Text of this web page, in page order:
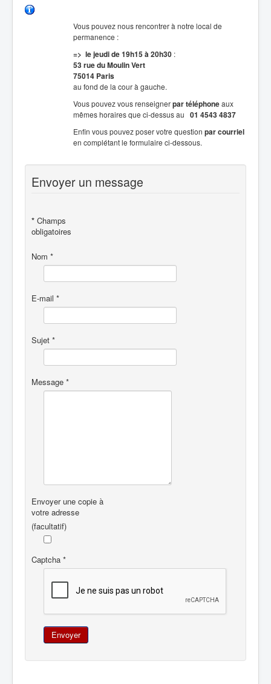
Vous pouvez nous rencontrer à notre local de
permanence :
=> le jeudi de 19h15 à 20h30 :
53 rue du Moulin Vert
75014 Paris
au fond de la cour à gauche.
Vous pouvez vous renseignerpar téléphoneaux
mêmes horaires que ci-dessus au 01 4543 4837
Enfin vous pouvez poser votre question par courriel
en complétant le formulaire ci-dessous.
Envoyer un message
* Champs
obligatoires
Nom *
E-mail *
Sujet *
Message *
Envoyer une copie à
votre adresse
(facultatif)
Captcha *
Envoyer